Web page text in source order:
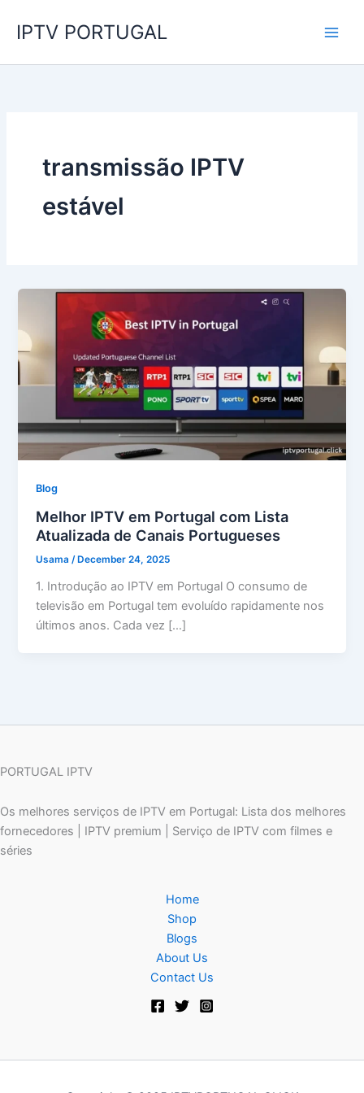
IPTV PORTUGAL
transmissão IPTV
estável
Blog
Melhor IPTV em Portugal com Lista
Atualizada de Canais Portugueses
Usama/ December 24, 2025
1. Introdução ao IPTV em Portugal O consumo de
televisão em Portugal tem evoluído rapidamente nos
últimos anos. Cada vez […]
PORTUGAL IPTV
Os melhores serviços de IPTV em Portugal: Lista dos melhores
fornecedores | IPTV premium | Serviço de IPTV com filmes e
séries
Home
Shop
Blogs
About Us
Contact Us